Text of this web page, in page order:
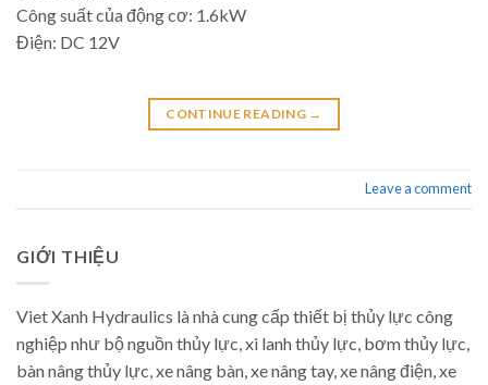
Công suất của động cơ: 1.6kW
Điện: DC 12V
CONTINUE READING →
Leave a comment
GIỚI THIỆU
Viet Xanh Hydraulics là nhà cung cấp thiết bị thủy lực công
nghiệp như bộ nguồn thủy lực, xi lanh thủy lực, bơm thủy lực,
bàn nâng thủy lực, xe nâng bàn, xe nâng tay, xe nâng điện, xe